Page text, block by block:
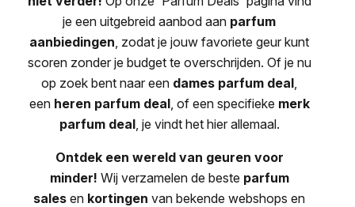
je een uitgebreid aanbod aan parfum
aanbiedingen, zodat je jouw favoriete geur kunt
scoren zonder je budget te overschrijden. Of je nu
op zoek bent naar een dames parfum deal,
een heren parfum deal, of een specifieke merk
parfum deal, je vindt het hier allemaal.
Ontdek een wereld van geuren voor
minder! Wij verzamelen de beste parfum
sales en kortingen van bekende webshops en